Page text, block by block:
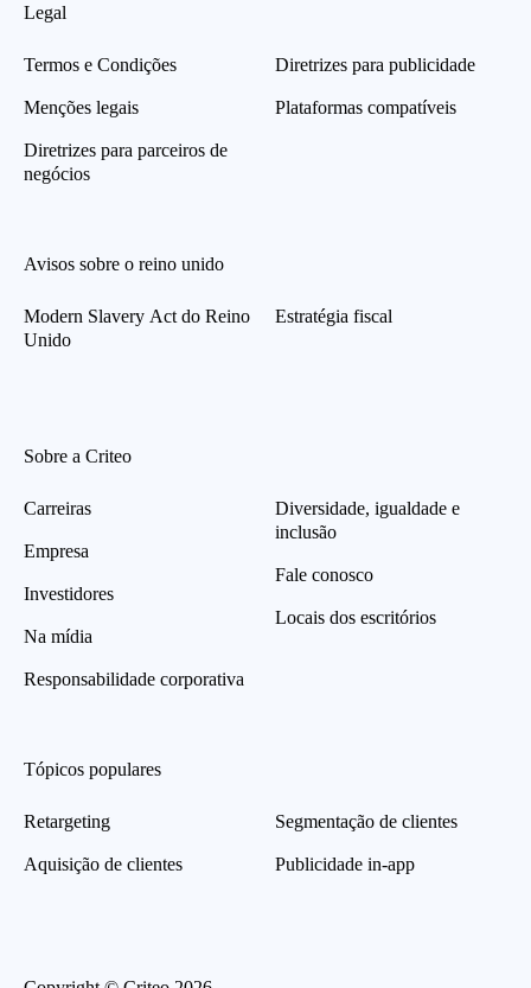
Legal
Termos e Condições
Menções legais
Diretrizes para parceiros de
negócios
Diretrizes para publicidade
Plataformas compatíveis
Avisos sobre o reino unido
Modern Slavery Act do Reino
Unido
Estratégia fiscal
Sobre a Criteo
Carreiras
Empresa
Investidores
Na mídia
Responsabilidade corporativa
Diversidade, igualdade e
inclusão
Fale conosco
Locais dos escritórios
Tópicos populares
Retargeting
Aquisição de clientes
Segmentação de clientes
Publicidade in-app